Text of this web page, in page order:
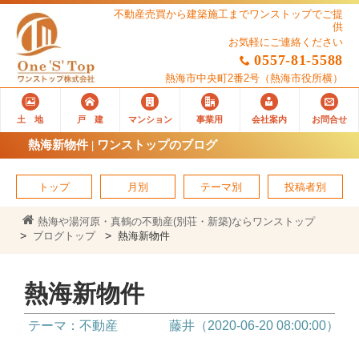
不動産売買から建築施工までワンストップでご提
供
お気軽にご連絡ください
0557-81-5588
熱海市中央町2番2号 （熱海市役所横）
土 地 戸 建 マンション 事業用 会社案内 お問合せ
熱海新物件 | ワンストップのブログ
トップ 月別 テーマ別 投稿者別
熱海や湯河原・真鶴の不動産(別荘・新築)ならワンストップ
ブログトップ
熱海新物件
熱海新物件
テーマ：不動産 藤井（2020-06-20 08:00:00）